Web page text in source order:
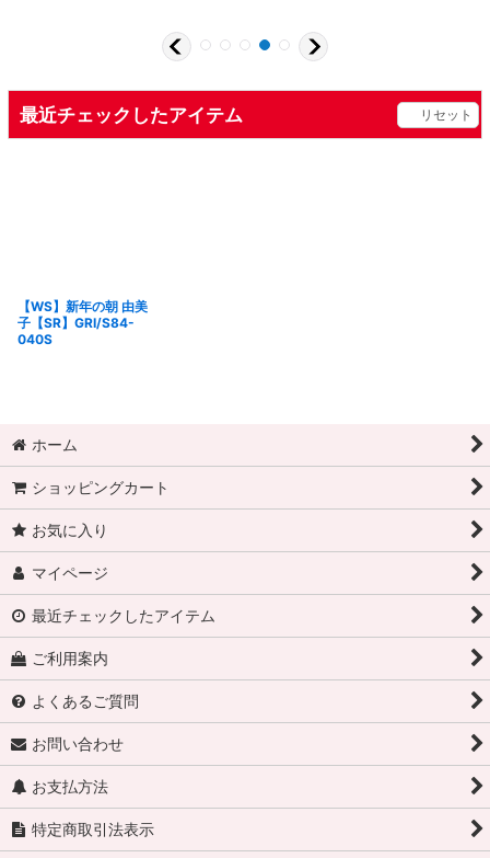
最近チェックしたアイテム リセット
【WS】新年の朝 由美
子【SR】GRI/S84-
040S
ホーム
ショッピングカート
お気に入り
マイページ
最近チェックしたアイテム
ご利用案内
よくあるご質問
お問い合わせ
お支払方法
特定商取引法表示